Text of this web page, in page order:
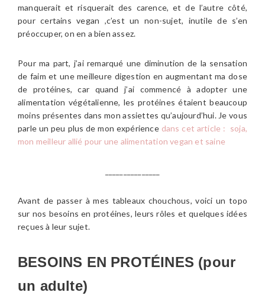
manquerait et risquerait des carence, et de l’autre côté,
pour certains vegan ,c’est un non-sujet, inutile de s’en
préoccuper, on en a bien assez.
Pour ma part, j’ai remarqué une diminution de la sensation
de faim et une meilleure digestion en augmentant ma dose
de protéines, car quand j’ai commencé à adopter une
alimentation végétalienne, les protéines étaient beaucoup
moins présentes dans mon assiettes qu’aujourd’hui. Je vous
parle un peu plus de mon expérience dans cet article : soja,
mon meilleur allié pour une alimentation vegan et saine
Avant de passer à mes tableaux chouchous, voici un topo
sur nos besoins en protéines, leurs rôles et quelques idées
reçues à leur sujet.
BESOINS EN PROTÉINES (pour
un adulte)